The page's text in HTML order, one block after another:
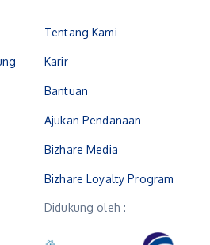
Tentang Kami
Karir
Bantuan
Ajukan Pendanaan
Bizhare Media
Bizhare Loyalty Program
Didukung oleh :